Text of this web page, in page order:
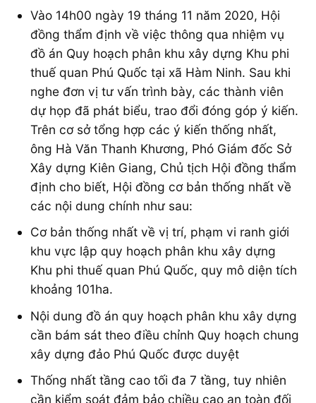
Vào 14h00 ngày 19 tháng 11 năm 2020, Hội
đồng thẩm định về việc thông qua nhiệm vụ
đồ án Quy hoạch phân khu xây dựng Khu phi
thuế quan Phú Quốc tại xã Hàm Ninh. Sau khi
nghe đơn vị tư vấn trình bày, các thành viên
dự họp đã phát biểu, trao đổi đóng góp ý kiến.
Trên cơ sở tổng hợp các ý kiến thống nhất,
ông Hà Văn Thanh Khương, Phó Giám đốc Sở
Xây dựng Kiên Giang, Chủ tịch Hội đồng thẩm
định cho biết, Hội đồng cơ bản thống nhất về
các nội dung chính như sau:
Cơ bản thống nhất về vị trí, phạm vi ranh giới
khu vực lập quy hoạch phân khu xây dựng
Khu phi thuế quan Phú Quốc, quy mô diện tích
khoảng 101ha.
Nội dung đồ án quy hoạch phân khu xây dựng
cần bám sát theo điều chỉnh Quy hoạch chung
xây dựng đảo Phú Quốc được duyệt
Thống nhất tầng cao tối đa 7 tầng, tuy nhiên
cần kiểm soát đảm bảo chiều cao an toàn đối